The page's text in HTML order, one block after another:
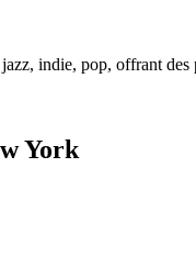
indie, pop, offrant
York